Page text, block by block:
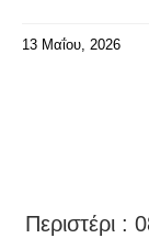
13 Μαΐου, 2026
Περιστέρι :